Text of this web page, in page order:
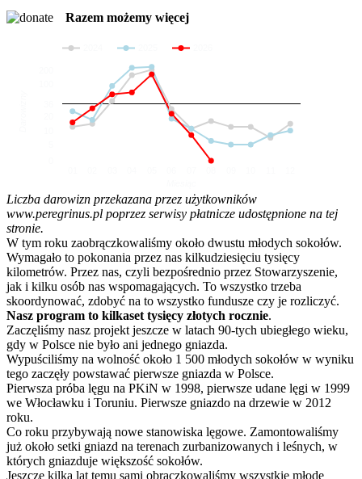
Razem możemy więcej
Liczba darowizn przekazana przez użytkowników
www.peregrinus.pl poprzez serwisy płatnicze udostępnione na tej
stronie.
W tym roku zaobrączkowaliśmy około dwustu młodych sokołów.
Wymagało to pokonania przez nas kilkudziesięciu tysięcy
kilometrów. Przez nas, czyli bezpośrednio przez Stowarzyszenie,
jak i kilku osób nas wspomagających. To wszystko trzeba
skoordynować, zdobyć na to wszystko fundusze czy je rozliczyć.
Nasz program to kilkaset tysięcy złotych rocznie.
Zaczęliśmy nasz projekt jeszcze w latach 90-tych ubiegłego wieku,
gdy w Polsce nie było ani jednego gniazda.
Wypuściliśmy na wolność około 1 500 młodych sokołów w wyniku
tego zaczęły powstawać pierwsze gniazda w Polsce.
Pierwsza próba lęgu na PKiN w 1998, pierwsze udane lęgi w 1999
we Włocławku i Toruniu. Pierwsze gniazdo na drzewie w 2012
roku.
Co roku przybywają nowe stanowiska lęgowe. Zamontowaliśmy
już około setki gniazd na terenach zurbanizowanych i leśnych, w
których gniazduje większość sokołów.
Jeszcze kilka lat temu sami obrączkowaliśmy wszystkie młode